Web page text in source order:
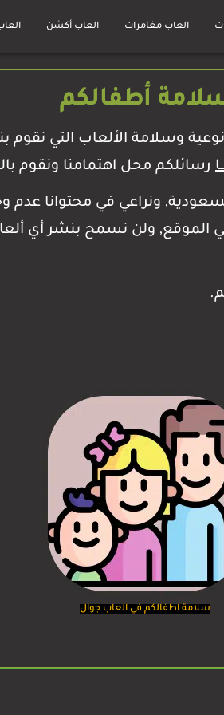
العاب مغامرات العاب أكشن
أطفالكم
نوعية وسلامة الألعاب التي
رسائلكم محل اهتمامنا ونقوم
ونراعي في محتوانا عدم
في الموقع, ولن نسمح بنشر أي
سلامة اطفالكم في العاب جوال